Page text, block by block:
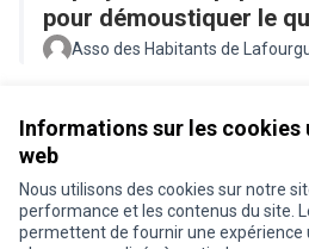
Informations sur les cookies
web
Nous utilisons des cookies sur notre
performance et les contenus du site.
permettent de fournir une expérience
pour démoustiquer le
Asso des Habitants de
Conditions d'utilisation
Paramètres des cookies
Je participe ! sur X
Je participe ! sur Facebook
Je participe ! sur Instagram